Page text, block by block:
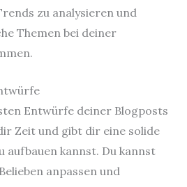
zu analysieren und
Themen bei deiner
Entwürfe deiner Blogposts
Zeit und gibt dir eine solide
aufbauen kannst. Du kannst
anpassen und